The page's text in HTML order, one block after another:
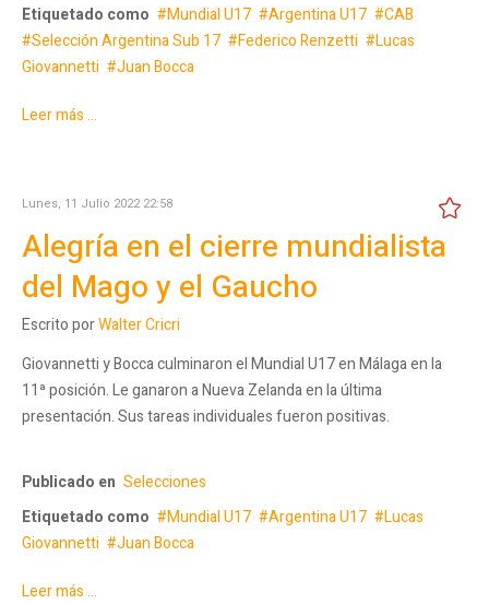
Etiquetado como
Mundial U17 Argentina U17
CAB
Selección Argentina Sub 17
Federico Renzetti
Lucas
Giovannetti
Juan Bocca
Leer más ...
Lunes, 11 Julio 2022 22:58
Alegría en el cierre mundialista
del Mago y el Gaucho
Escrito porWalter Cricri
Giovannetti y Bocca culminaron el Mundial U17 en Málaga en la
11ª posición. Le ganaron a Nueva Zelanda en la última
presentación. Sus tareas individuales fueron positivas.
Publicado en Selecciones
Etiquetado como
Mundial U17 Argentina U17
Lucas
Giovannetti
Juan Bocca
Leer más ...